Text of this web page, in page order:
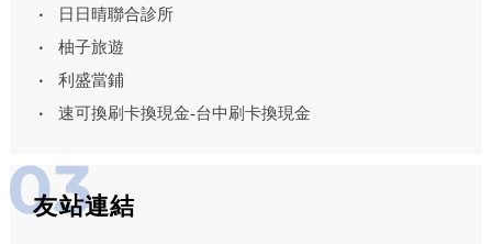
日日晴聯合診所
柚子旅遊
利盛當鋪
速可換刷卡換現金-台中刷卡換現金
友站連結